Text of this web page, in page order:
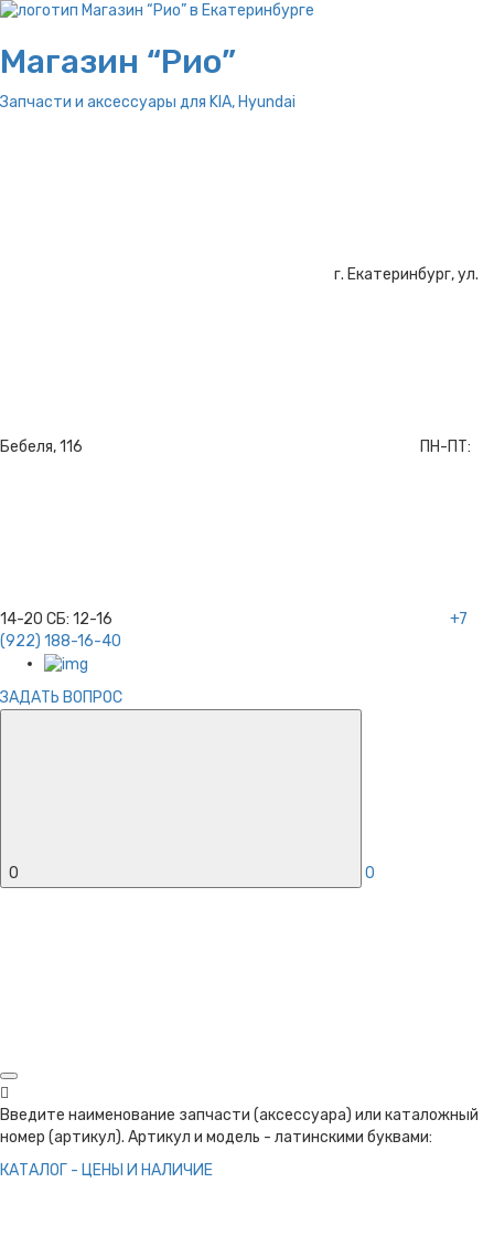
Магазин “Рио”
Запчасти и аксессуары для KIA, Hyundai
г. Екатеринбург, ул.
Бебеля, 116 ПН-ПТ:
14-20 СБ: 12-16
+7
(922) 188-16-40
ЗАДАТЬ ВОПРОС
0 0
Введите наименование запчасти (аксессуара) или каталожный
номер (артикул). Артикул и модель - латинскими буквами:
КАТАЛОГ - ЦЕНЫ И НАЛИЧИЕ